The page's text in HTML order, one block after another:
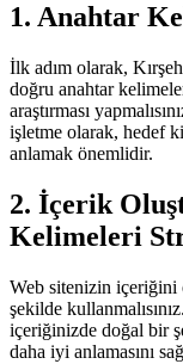
1. Anahtar
İlk adım olarak,
doğru anahtar
araştırması
işletme olarak, hedef
anlamak önemlidir.
2. İçerik
Kelimeleri
Web sitenizin içeriğini
şekilde
içeriğinizde doğal bir
daha iyi anlamasını